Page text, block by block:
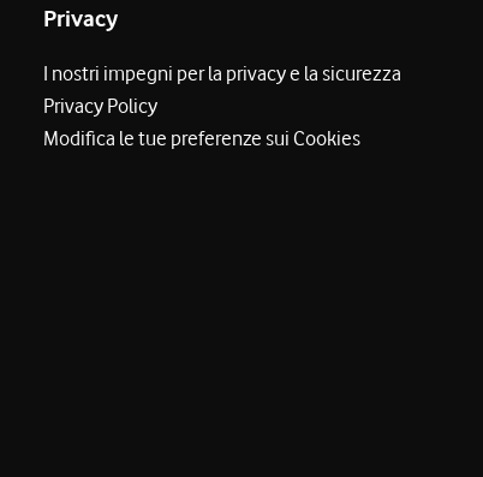
Privacy
I nostri impegni per la privacy e la sicurezza
Privacy Policy
Modifica le tue preferenze sui Cookies